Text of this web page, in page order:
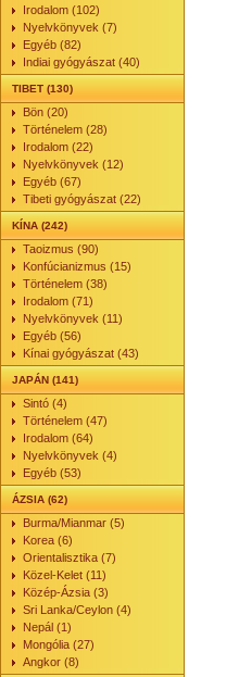
Irodalom (102)
Nyelvkönyvek (7)
Egyéb (82)
Indiai gyógyászat (40)
TIBET (130)
Bön (20)
Történelem (28)
Irodalom (22)
Nyelvkönyvek (12)
Egyéb (67)
Tibeti gyógyászat (22)
KÍNA (242)
Taoizmus (90)
Konfúcianizmus (15)
Történelem (38)
Irodalom (71)
Nyelvkönyvek (11)
Egyéb (56)
Kínai gyógyászat (43)
JAPÁN (141)
Sintó (4)
Történelem (47)
Irodalom (64)
Nyelvkönyvek (4)
Egyéb (53)
ÁZSIA (62)
Burma/Mianmar (5)
Korea (6)
Orientalisztika (7)
Közel-Kelet (11)
Közép-Ázsia (3)
Sri Lanka/Ceylon (4)
Nepál (1)
Mongólia (27)
Angkor (8)